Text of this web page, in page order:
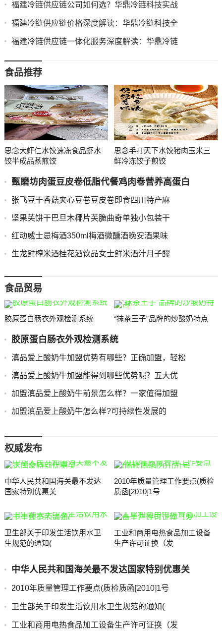
福建冷链供应链公司如何选？华鼎冷链科技实战
福建冷链供应链价格深度解读：华鼎冷链科技全
福建冷链供应链一体化服务深度解读：华鼎冷链
食品推荐
思念大虾仁水饺速冻食品虾水
饺半成品蒸煎饺
思念手打天下水饺猪肉玉米三
鲜冷冻饺子煎饺
甄磨坊肉蛋豆皮卷低脂代餐鸡肉卷营养高蛋白
张飞豆干香菇夹心豆卷豆皮卷即食四川特产麻
坚果芙饼干巴旦木椰片芙脆曲奇单独小包装干
红动威士忌梅酒350ml梅酒微醺酒晚安酒果味
生龙鲜榨米酒桂花酒饮品女士鲜米酒汁月子醪
食品贸易
胶原蛋白肠衣外观检测系统 “抹茶王子”品牌的炒酸奶特点
胶原蛋白肠衣外观检测系统
滇品爱上酸奶牛加盟优势有哪些？正确加盟，轻松
滇品爱上酸奶牛加盟能得到哪些优势呢？五大优
加盟滇品爱上酸奶牛前景怎么样？一家值得加盟
加盟滇品爱上酸奶牛怎么样?可持续性发展的
权威发布
中华人民共和国海关最不发达
国家特别优惠关
2010年质量管理工作要点(质检
质函[2010]1号
卫生部关于印发生活饮用水卫
生规范的通知(
工业和商用电热食品加工设备
生产许可证换（发
中华人民共和国海关最不发达国家特别优惠关
2010年质量管理工作要点(质检质函[2010]1号
卫生部关于印发生活饮用水卫生规范的通知(
工业和商用电热食品加工设备生产许可证换（发